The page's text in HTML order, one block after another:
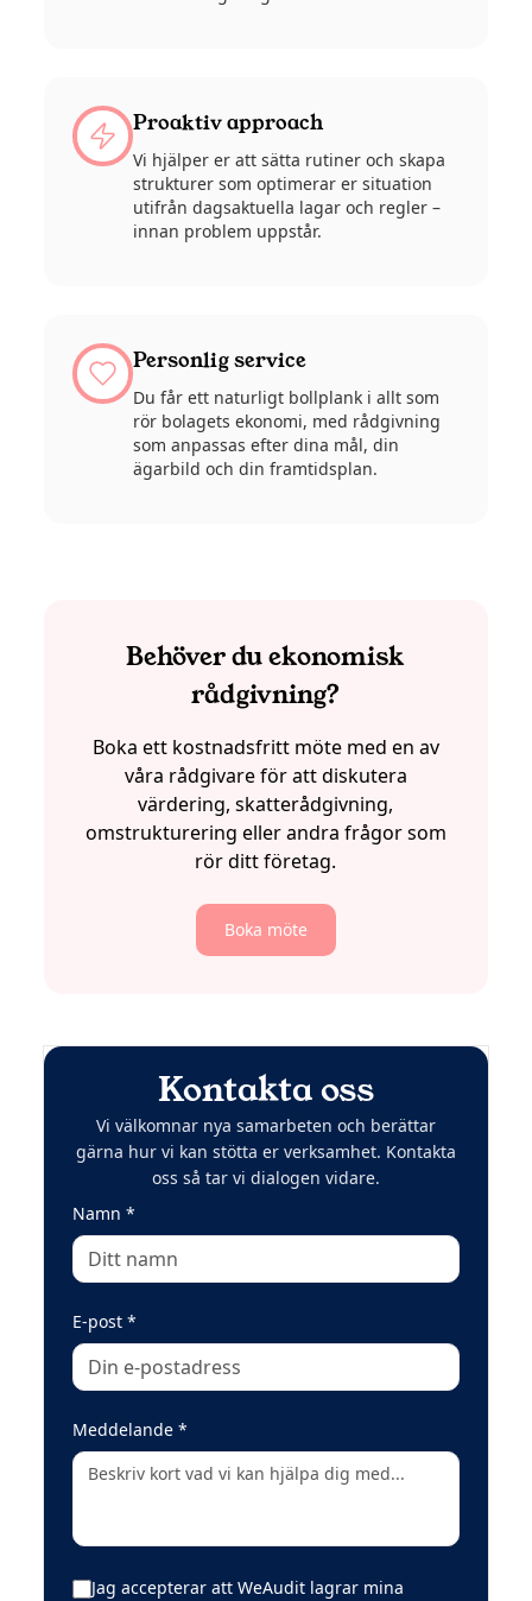
Proaktiv approach
Vi hjälper er att sätta rutiner och skapa
strukturer som optimerar er situation
utifrån dagsaktuella lagar och regler –
innan problem uppstår.
Personlig service
Du får ett naturligt bollplank i allt som
rör bolagets ekonomi, med rådgivning
som anpassas efter dina mål, din
ägarbild och din framtidsplan.
Behöver du ekonomisk
rådgivning?
Boka ett kostnadsfritt möte med en av
våra rådgivare för att diskutera
värdering, skatterådgivning,
omstrukturering eller andra frågor som
rör ditt företag.
Boka möte
Kontakta oss
Vi välkomnar nya samarbeten och berättar
gärna hur vi kan stötta er verksamhet. Kontakta
oss så tar vi dialogen vidare.
Namn *(obligatoriskt)
E-post *(obligatoriskt)
Meddelande *(obligatoriskt)
Jag accepterar att WeAudit lagrar mina